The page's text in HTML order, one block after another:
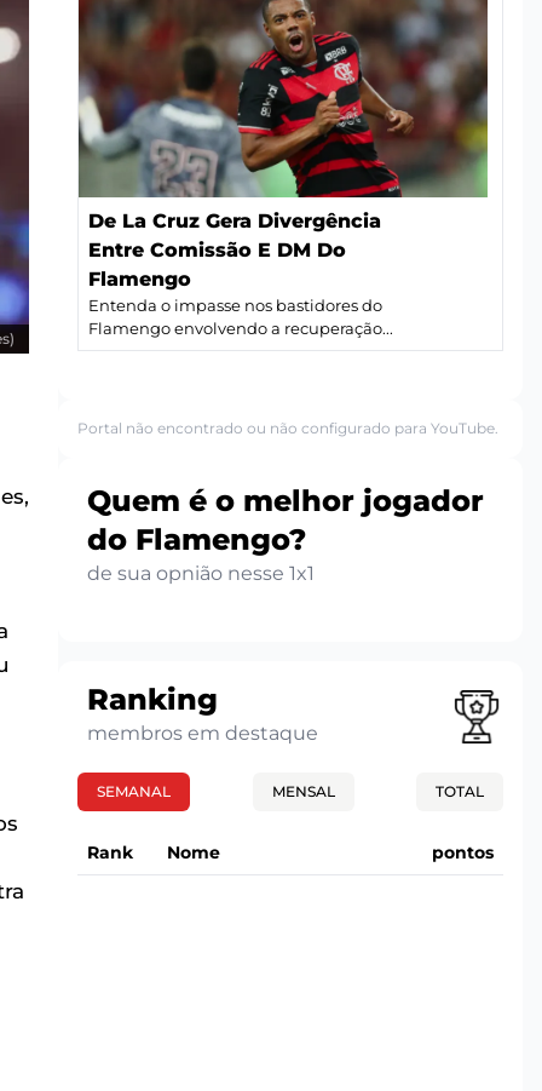
De La Cruz Gera Divergência
Entre Comissão E DM Do
Flamengo
Entenda o impasse nos bastidores do
Flamengo envolvendo a recuperação...
Portal não encontrado ou não configurado para YouTube.
Quem é o melhor jogador
do Flamengo?
de sua opnião nesse 1x1
Ranking
membros em destaque
SEMANAL MENSAL TOTAL
Rank Nome pontos